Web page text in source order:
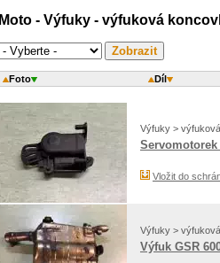
Moto - Výfuky - výfuková
Foto Díl
Výfuky >
Servomotorek
Vložit do
Výfuky >
Výfuk GSR